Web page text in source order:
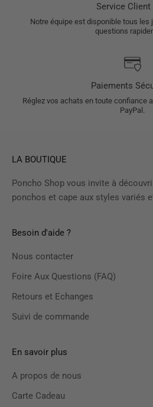
Service
Notre équipe est disponible tous les
questions
Paiements
Réglez vos achats en toute confiance
PayPal.
LA BOUTIQUE
Poncho Shop vous invite à
ponchos et cape aux styles variés
Besoin d'aide ?
Nous contacter
Foire Aux Questions (FAQ)
Retours et Echanges
Suivi de commande
En savoir plus
A propos de nous
Carte Cadeau